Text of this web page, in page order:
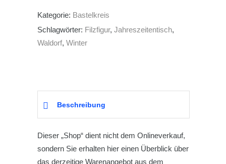
Kategorie: Bastelkreis
Schlagwörter: Filzfigur, Jahreszeitentisch,
Waldorf, Winter
Beschreibung
Dieser „Shop“ dient nicht dem Onlineverkauf,
sondern Sie erhalten hier einen Überblick über
das derzeitige Warenangebot aus dem